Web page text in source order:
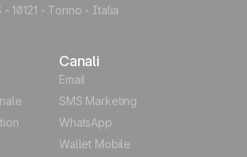
10121 - Torino - Italia
Canali
Email
SMS Marketing
WhatsApp
Wallet Mobile